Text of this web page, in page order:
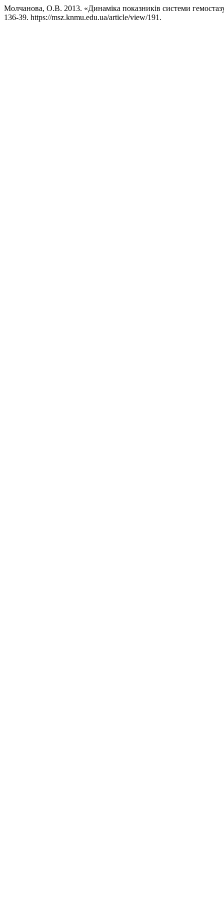
Молчанова, О.В. 2013. «Динаміка показників системи
136-39. https://msz.knmu.edu.ua/article/view/191.